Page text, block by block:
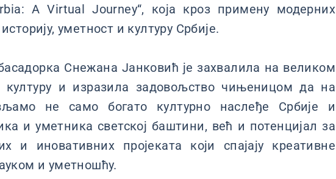
A Virtual Journey“, која кроз примену модерних
уметност и културу Србије.
Снежана Јанковић је захвалила на великом
културу и изразила задовољство чињеницом да на
не само богато културно наслеђе Србије и
и уметника светској баштини, већ и потенцијал за
и иновативних пројеката који спајају креативне
и уметношћу.